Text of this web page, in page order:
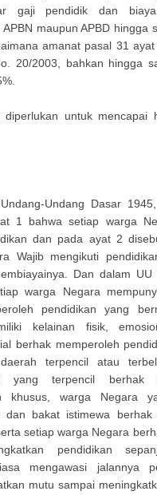
gaji pendidik dan biaya
maupun APBD hingga
amanat pasal 31
20/2003, bahkan hingga
untuk mencapai
Undang Dasar
1 bahwa setiap warga
dan pada ayat 2
Wajib mengikuti
Dan dalam UU
warga Negara
pendidikan yang
kelainan fisik,
berhak memperoleh
terpencil atau
yang terpencil berhak
khusus, warga Negara
dan bakat istimewa berhak
setiap warga Negara
pendidikan
mengawasi jalannya
mutu sampai